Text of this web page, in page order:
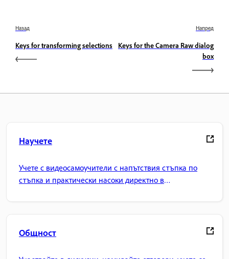
Назад
Keys for transforming selections
Напред
Keys for the Camera Raw dialog
box
Научете
Учете с видеосамоучители с напътствия стъпка по
стъпка и практически насоки директно в
Общност